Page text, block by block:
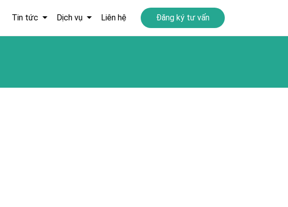
Tin tức Dịch vụ Liên hệ Đăng ký tư vấn